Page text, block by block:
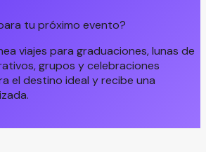
tu próximo evento?
viajes para graduaciones, lunas de
grupos y celebraciones
el destino ideal y recibe una